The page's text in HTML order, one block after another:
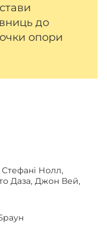
до
опори
Нолл,
Даза, Джон Вей,